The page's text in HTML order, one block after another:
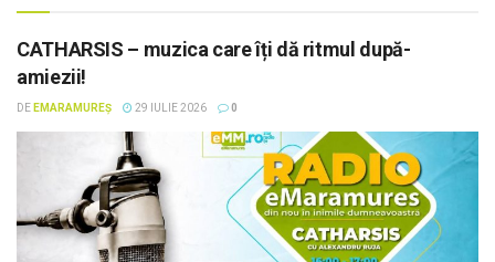
CATHARSIS – muzica care îți dă ritmul după-
amiezii!
DE EMARAMUREȘ 29 IULIE 2026 0